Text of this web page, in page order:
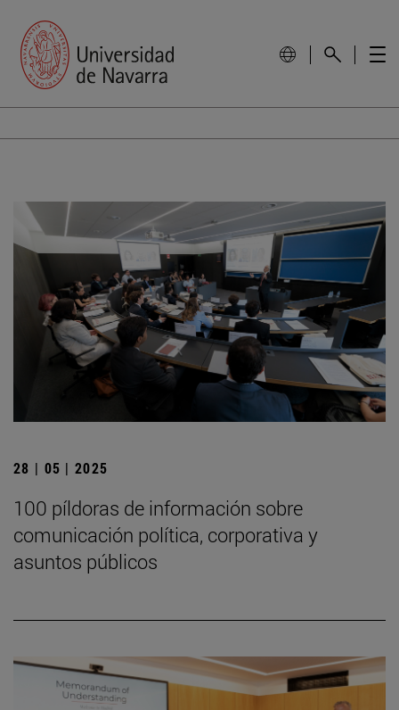
28 | 05 | 2025
100 píldoras de información sobre
comunicación política, corporativa y
asuntos públicos